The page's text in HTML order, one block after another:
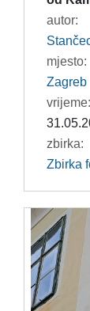
autor:
mjesto:
Zagreb
vrijeme:
zbirka:
Zbirka